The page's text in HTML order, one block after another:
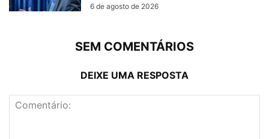
6 de agosto de 2026
SEM COMENTÁRIOS
DEIXE UMA RESPOSTA